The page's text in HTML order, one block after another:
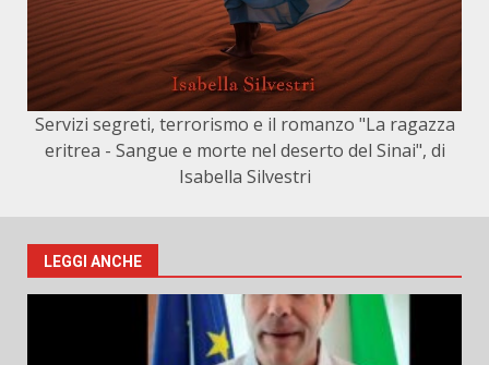
Servizi segreti, terrorismo e il romanzo "La ragazza
eritrea - Sangue e morte nel deserto del Sinai", di
Isabella Silvestri
LEGGI ANCHE